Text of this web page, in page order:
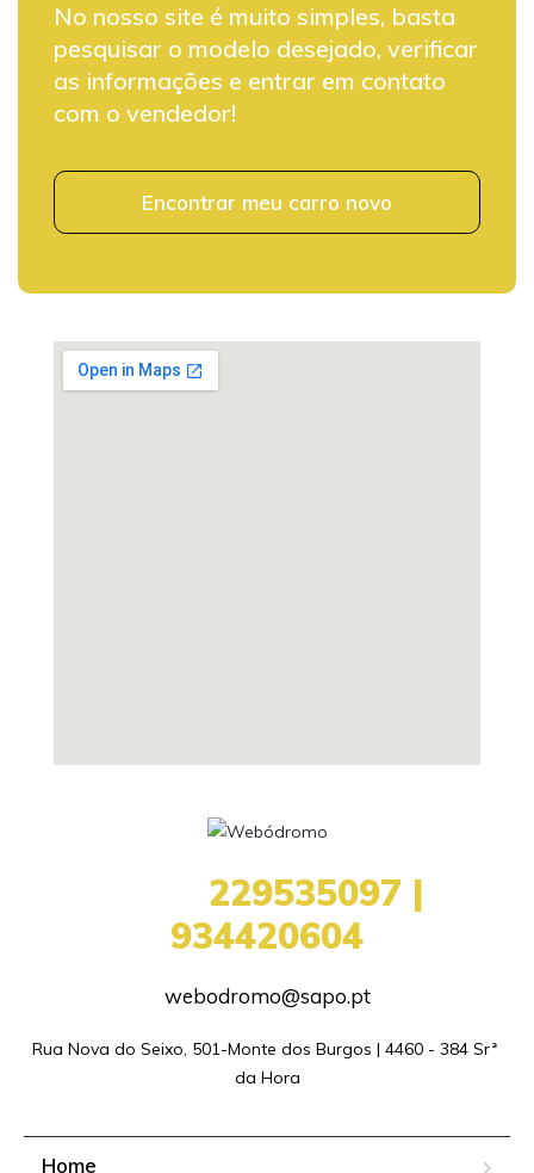
No nosso site é muito simples, basta
pesquisar o modelo desejado, verificar
as informações e entrar em contato
com o vendedor!
Encontrar meu carro novo
229535097 |
934420604
webodromo@sapo.pt
Rua Nova do Seixo, 501-Monte dos Burgos | 4460 - 384 Srª
da Hora
Home